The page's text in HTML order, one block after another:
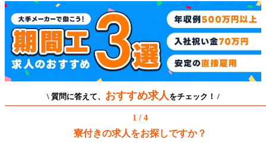
\ 質問に答えて、 おすすめ求人 をチェック！ /
1 / 4
寮付きの求人をお探しですか？